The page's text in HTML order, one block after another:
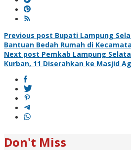
Post
navigation
Previous post Bupati Lampung
Bantuan Bedah Rumah di
Next post Pemkab Lampung
Kurban, 11 Diserahkan ke Masjid
Don't Miss